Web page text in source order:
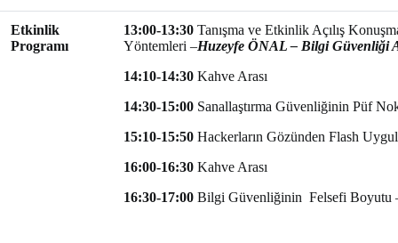
Etkinlik
Programı
13:00-13:30 Tanışma ve Etkinlik Açılış
Yöntemleri –Huzeyfe ÖNAL – Bilgi Güvenliği
14:10-14:30 Kahve Arası
14:30-15:00 Sanallaştırma Güvenliğinin Püf
15:10-15:50 Hackerların Gözünden Flash
16:00-16:30 Kahve Arası
16:30-17:00 Bilgi Güvenliğinin Felsefi Boyutu